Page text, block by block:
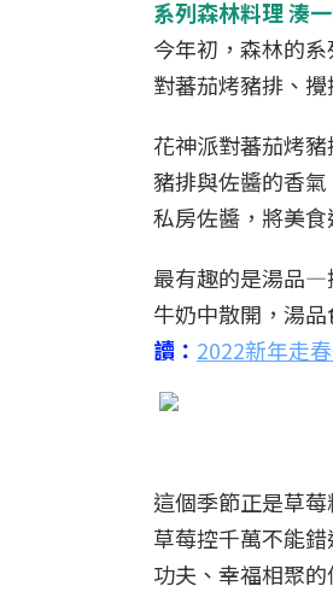
系列森林料理 湊
今年初，森林的
對蕃茄烤豬排、
花神派對蕃茄烤
豬排與佐醬的香
私房佐醬，將美
最有趣的是湯品—
牛奶中散開，湯
讀： 2022新年走
這個季節正是草
草莓控千萬不能
功夫、幸福相聚